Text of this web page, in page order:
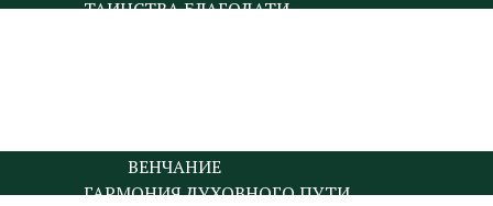
ТАИНСТВА БЛАГОДАТИ
ВЕНЧАНИЕ
ГАРМОНИЯ ДУХОВНОГО ПУТИ